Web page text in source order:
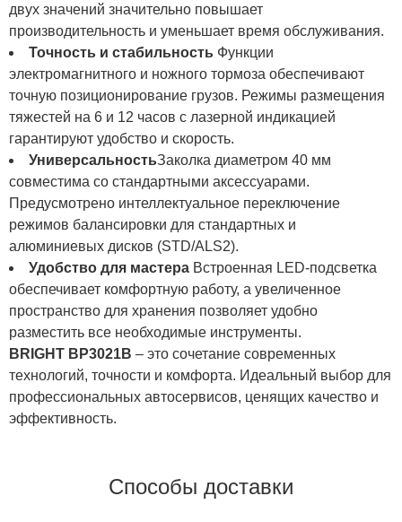
двух значений значительно повышает
производительность и уменьшает время обслуживания.
Точность и стабильность Функции
электромагнитного и ножного тормоза обеспечивают
точную позиционирование грузов. Режимы размещения
тяжестей на 6 и 12 часов с лазерной индикацией
гарантируют удобство и скорость.
УниверсальностьЗаколка диаметром 40 мм
совместима со стандартными аксессуарами.
Предусмотрено интеллектуальное переключение
режимов балансировки для стандартных и
алюминиевых дисков (STD/ALS2).
Удобство для мастера Встроенная LED-подсветка
обеспечивает комфортную работу, а увеличенное
пространство для хранения позволяет удобно
разместить все необходимые инструменты.
BRIGHT BP3021B – это сочетание современных
технологий, точности и комфорта. Идеальный выбор для
профессиональных автосервисов, ценящих качество и
эффективность.
Способы доставки